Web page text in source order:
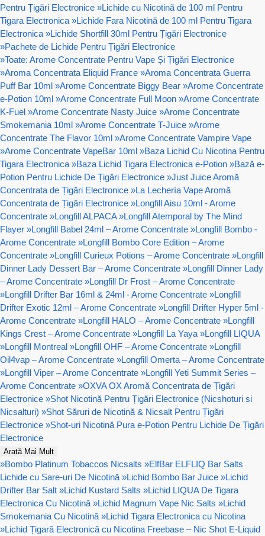
Pentru Țigări Electronice »Lichide cu Nicotină de 100 ml Pentru
Tigara Electronica »Lichide Fara Nicotină de 100 ml Pentru Tigara
Electronica »Lichide Shortfill 30ml Pentru Țigări Electronice
»Pachete de Lichide Pentru Țigări Electronice
»Toate: Arome Concentrate Pentru Vape Și Țigări Electronice
»Aroma Concentrata Eliquid France »Aroma Concentrata Guerra
Puff Bar 10ml »Arome Concentrate Biggy Bear »Arome Concentrate
e-Potion 10ml »Arome Concentrate Full Moon »Arome Concentrate
K-Fuel »Arome Concentrate Nasty Juice »Arome Concentrate
Smokemania 10ml »Arome Concentrate T-Juice »Arome
Concentrate The Flavor 10ml »Arome Concentrate Vampire Vape
»Arome Concentrate VapeBar 10ml »Baza Lichid Cu Nicotina Pentru
Tigara Electronica »Baza Lichid Tigara Electronica e-Potion »Bază e-
Potion Pentru Lichide De Țigări Electronice »Just Juice Aromă
Concentrata de Țigări Electronice »La Lechería Vape Aromă
Concentrata de Țigări Electronice »Longfill Aisu 10ml - Arome
Concentrate »Longfill ALPACA »Longfill Atemporal by The Mind
Flayer »Longfill Babel 24ml – Arome Concentrate »Longfill Bombo -
Arome Concentrate »Longfill Bombo Core Edition – Arome
Concentrate »Longfill Curieux Potions – Arome Concentrate »Longfill
Dinner Lady Dessert Bar – Arome Concentrate »Longfill Dinner Lady
– Arome Concentrate »Longfill Dr Frost – Arome Concentrate
»Longfill Drifter Bar 16ml & 24ml - Arome Concentrate »Longfill
Drifter Exotic 12ml – Arome Concentrate »Longfill Drifter Hyper 5ml -
Arome Concentrate »Longfill HALO – Arome Concentrate »Longfill
Kings Crest – Arome Concentrate »Longfill La Yaya »Longfill LIQUA
»Longfill Montreal »Longfill OHF – Arome Concentrate »Longfill
Oil4vap – Arome Concentrate »Longfill Omerta – Arome Concentrate
»Longfill Viper – Arome Concentrate »Longfill Yeti Summit Series –
Arome Concentrate »OXVA OX Aromă Concentrata de Țigări
Electronice »Shot Nicotină Pentru Țigări Electronice (Nicshoturi si
Nicsalturi) »Shot Săruri de Nicotină & Nicsalt Pentru Țigări
Electronice »Shot-uri Nicotină Pura e-Potion Pentru Lichide De Țigări
Electronice
Arată Mai Mult
»Bombo Platinum Tobaccos Nicsalts »ElfBar ELFLIQ Bar Salts
Lichide cu Sare-uri De Nicotină »Lichid Bombo Bar Juice »Lichid
Drifter Bar Salt »Lichid Kustard Salts »Lichid LIQUA De Tigara
Electronica Cu Nicotină »Lichid Magnum Vape Nic Salts »Lichid
Smokemania Cu Nicotină »Lichid Tigara Electronica cu Nicotina
»Lichid Țigară Electronică cu Nicotina Freebase – Nic Shot E-Liquid